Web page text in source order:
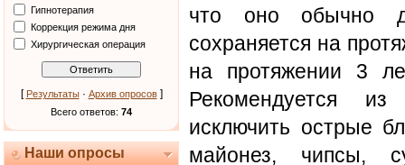
Гипнотерапия
Коррекция режима дня
Хирургическая операция
[ Результаты· Архив опросов]
Всего ответов: 74
Наши опросы
что оно обычно
сохраняется на
на протяжении 3
Рекомендуется
исключить острые
майонез, чипсы,